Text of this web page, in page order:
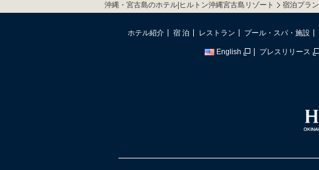
沖縄・宮古島のホテル|ヒルトン沖縄宮古島リゾート 宿泊プラン
ホテル紹介 宿 泊 レストラン プール・スパ・施設
English プレスリリース